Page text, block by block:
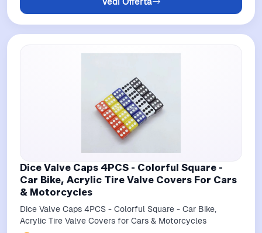
Dice Valve Caps 4PCS - Colorful Square -
Car Bike, Acrylic Tire Valve Covers For Cars
& Motorcycles
Dice Valve Caps 4PCS - Colorful Square - Car Bike,
Acrylic Tire Valve Covers for Cars & Motorcycles